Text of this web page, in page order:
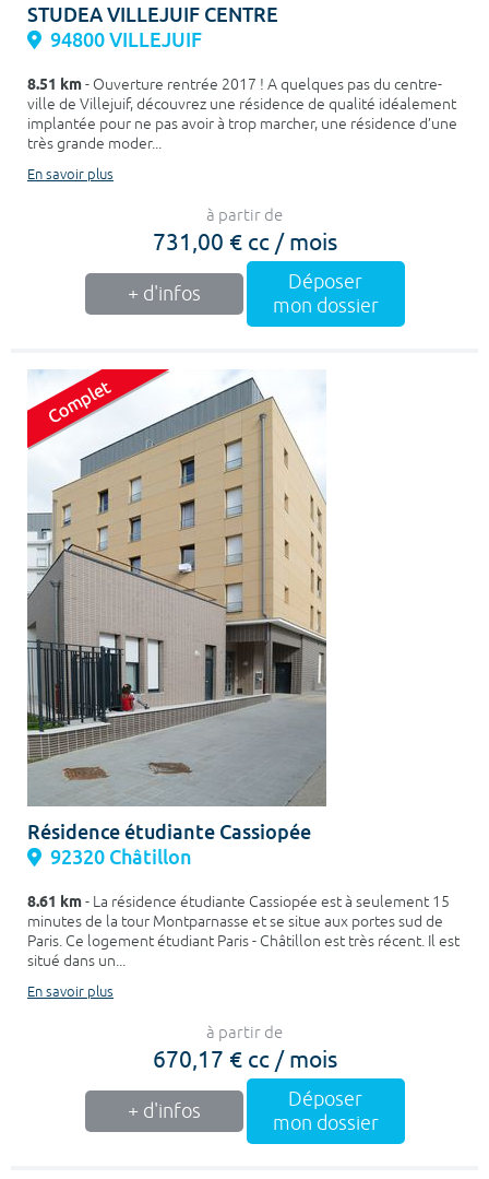
STUDEA VILLEJUIF CENTRE
94800 VILLEJUIF
8.51 km- Ouverture rentrée 2017 ! A quelques pas du centre-
ville de Villejuif, découvrez une résidence de qualité idéalement
implantée pour ne pas avoir à trop marcher, une résidence d’une
très grande moder...
En savoir plus
à partir de
731,00 € cc / mois
+ d'infos
Déposer
mon dossier
Résidence étudiante Cassiopée
92320 Châtillon
8.61 km- La résidence étudiante Cassiopée est à seulement 15
minutes de la tour Montparnasse et se situe aux portes sud de
Paris. Ce logement étudiant Paris - Châtillon est très récent. Il est
situé dans un...
En savoir plus
à partir de
670,17 € cc / mois
+ d'infos
Déposer
mon dossier